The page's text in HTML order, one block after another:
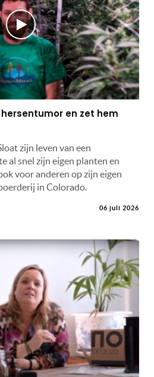
en zet hem
zijn leven van een
al snel zijn eigen planten en
voor anderen op zijn eigen
in Colorado.
06 juli 2026